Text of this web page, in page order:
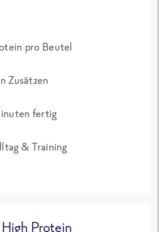
pro Beutel
Zusätzen
fertig
& Training
Protein